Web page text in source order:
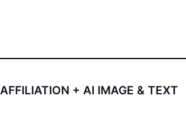
AFFILIATION + AI IMAGE & TEXT